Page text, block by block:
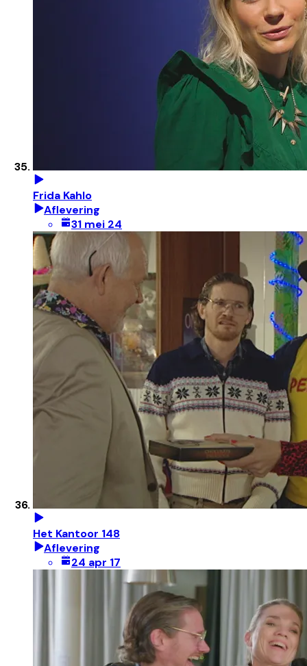
Frida Kahlo
Aflevering
31 mei 24
Het Kantoor 148
Aflevering
24 apr 17